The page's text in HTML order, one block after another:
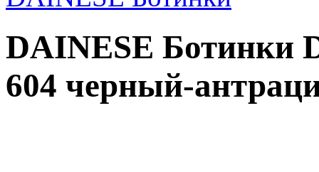
DAINESE Ботинки
604 черный-